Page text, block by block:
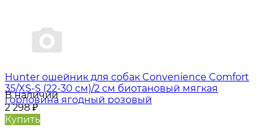
Hunter oшейник для собак Convenience Comfort
35/XS-S (22-30 см)/2 см биотановый мягкая
горловина ягодный розовый
В наличии
2 298₽
Купить